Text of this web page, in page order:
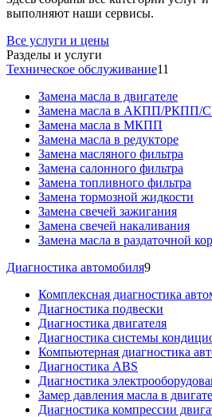
выполняют наши сервисы.
Все услуги и цены
Разделы и услуги
Техническое обслуживание11
Замена масла в двигателе
Замена масла в АКПП/РКПП/
Замена масла в МКПП
Замена масла в редукторе
Замена масляного фильтра
Замена салонного фильтра
Замена топливного фильтра
Замена тормозной жидкости
Замена свечей зажигания
Замена свечей накаливания
Замена масла в раздаточной
Диагностика автомобиля9
Комплексная диагностика
Диагностика подвески
Диагностика двигателя
Диагностика системы
Компьютерная диагностика
Диагностика ABS
Диагностика
Замер давления масла в
Диагностика компрессии